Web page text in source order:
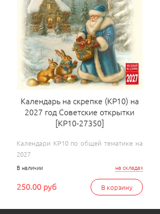
Календарь на скрепке (КР10) на
2027 год Советские открытки
[КР10-27350]
Календари КР10 по общей тематике на
2027
на складах
В наличии
В корзину
250.00 руб